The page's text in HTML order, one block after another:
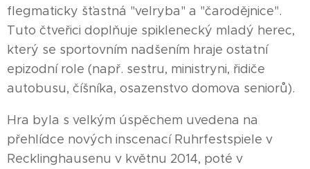
flegmaticky šťastná "velryba" a "čarodějnice".
Tuto čtveřici doplňuje spiklenecký mladý herec,
který se sportovním nadšením hraje ostatní
epizodní role (např. sestru, ministryni, řidiče
autobusu, číšníka, osazenstvo domova seniorů).
Hra byla s velkým úspěchem uvedena na
přehlídce nových inscenací Ruhrfestspiele v
Recklinghausenu v květnu 2014, poté v